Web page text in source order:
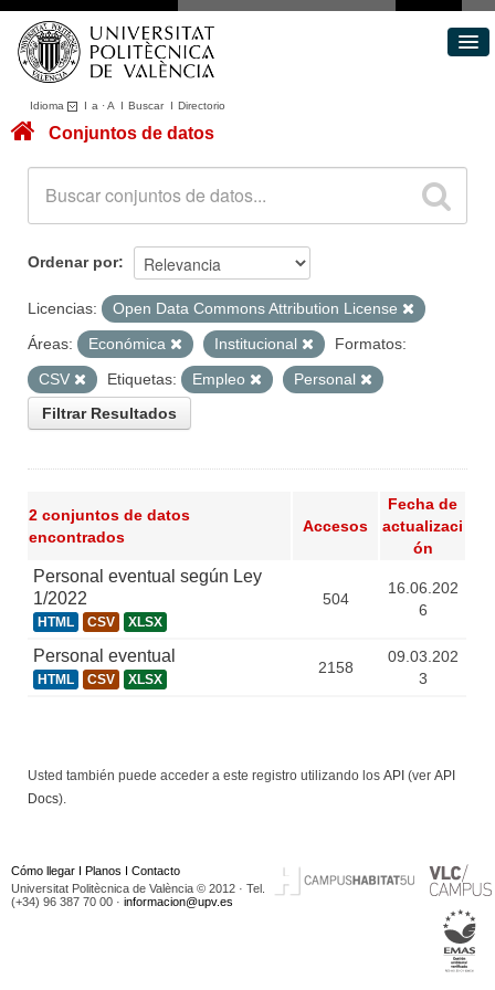
Idioma I a ·A I BuscarI Directorio
Conjuntos de datos
Acerca de
Portal de Transparencia
Conjuntos de datos
Ordenar por
Licencias:
Open Data Commons Attribution License
Áreas:
Económica Institucional
Formatos:
CSV
Etiquetas: Empleo
Personal
Filtrar Resultados
2 conjuntos de datos
encontrados
Accesos
Fecha de
actualizaci
ón
Personal eventual según Ley
1/2022
HTML CSV XLSX
504
16.06.202
6
Personal eventual
HTML CSV XLSX
2158
09.03.202
3
Usted también puede acceder a este registro utilizando los API (ver API
Docs).
Cómo llegar I Planos I Contacto
Universitat Politècnica de València © 2012 · Tel.
(+34) 96 387 70 00 · informacion@upv.es